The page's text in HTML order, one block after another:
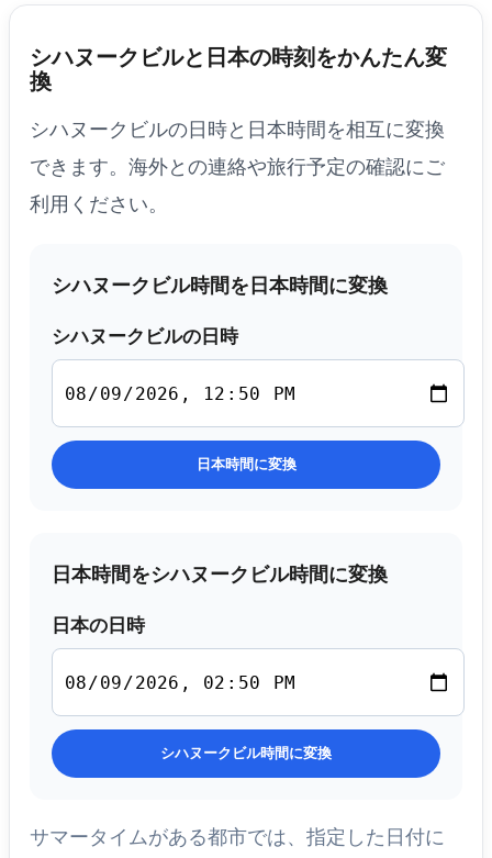
シハヌークビルと日本の時刻をかんたん変
換
シハヌークビルの日時と日本時間を相互に変換
できます。海外との連絡や旅行予定の確認にご
利用ください。
シハヌークビル時間を日本時間に変換
シハヌークビルの日時
日本時間に変換
日本時間をシハヌークビル時間に変換
日本の日時
シハヌークビル時間に変換
サマータイムがある都市では、指定した日付に